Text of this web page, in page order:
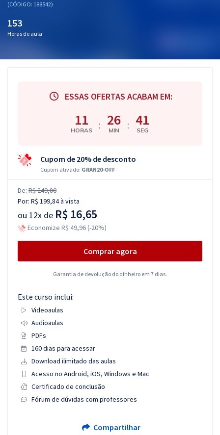
(CÓDIGO: 188542)
153
Horas de aula
ESSAS OFERTAS ACABAM EM:
11
HORAS : 26
MIN : 40
SEG
Cupom de 20% de desconto
Cupom ativado: GRAN20-OFF
De: R$ 249,80
Por: R$ 199,84à vista
ou 12x de R$ 16,65
Economize R$ 49,96 (-20%)
Comprar agora
Garantia de devolução do dinheiro em 7 dias.
Este curso inclui:
Videoaulas
Audioaulas
PDFs
160 dias para acessar
Download ilimitado das aulas
Acesso no Android, iOS, Windows e Mac
Certificado de conclusão
Fórum de dúvidas com professores
Compartilhar